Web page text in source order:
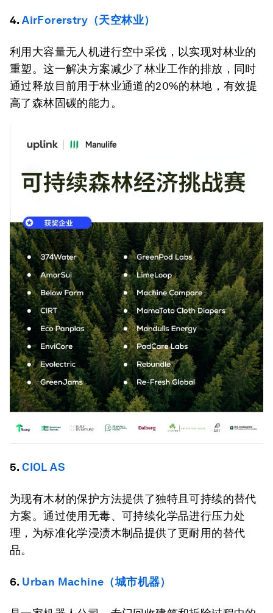
4.AirForerstry（天空林业）
利用大容量无人机进行空中采伐，以实现对林业的
重塑。这一解决方案减少了林业工作的排放，同时
通过释放目前用于林业通道的20%的林地，有效提
高了森林固碳的能力。
5.CIOL AS
为现有木材的保护方法提供了独特且可持续的替代
方案。通过使用无毒、可持续化学品进行压力处
理，为标准化学浸渍木制品提供了更耐用的替代
品。
6. Urban Machine（城市机器）